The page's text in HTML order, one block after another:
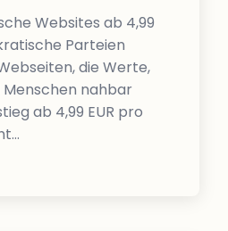
Websites ab 4,99
Parteien
die Werte,
nahbar
ab 4,99 EUR pro